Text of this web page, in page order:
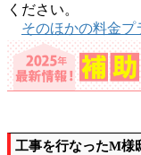
ください。
そのほかの料金プ
工事を行なったM様